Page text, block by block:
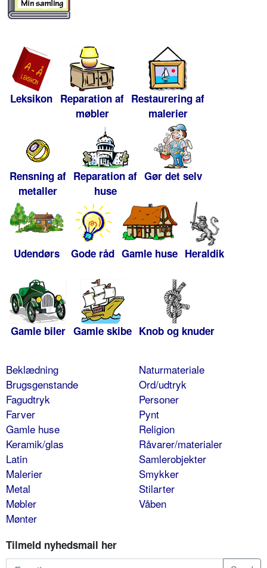
Leksikon Reparation af
møbler
Restaurering af
malerier
Rensning af
metaller
Reparation af
huse
Gør det selv
Udendørs Gode råd Gamle huse Heraldik
Gamle biler Gamle skibe Knob og knuder
Beklædning
Brugsgenstande
Fagudtryk
Farver
Gamle huse
Keramik/glas
Latin
Malerier
Metal
Møbler
Mønter
Naturmateriale
Ord/udtryk
Personer
Pynt
Religion
Råvarer/materialer
Samlerobjekter
Smykker
Stilarter
Våben
Tilmeld nyhedsmail her